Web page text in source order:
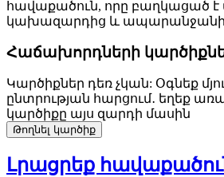
հավաքածուն, որը բաղկացած է
կախազարդից և
Հաճախորդների
Կարծիքներ դեռ չկան: Օգնեք
ընտրության հարցում․ եղեք
կարծիքը այս զարդի մասին
Թողնել կարծիք
Լրացրեք